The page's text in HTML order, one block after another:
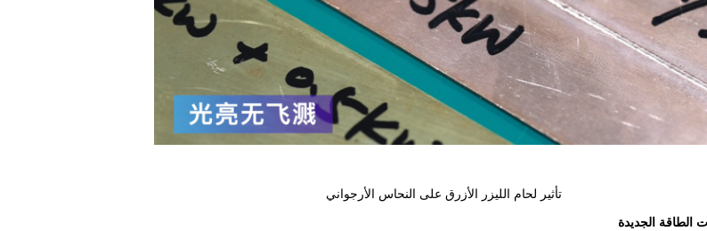
تأثير لحام الليزر الأزرق على النحاس الأرجواني
الطاقة الجديدة